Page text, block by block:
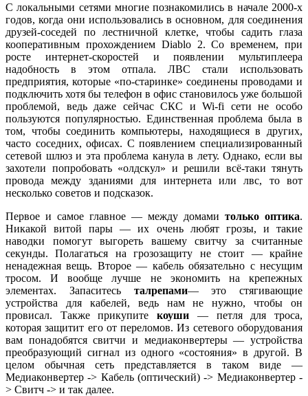
С локальными сетями многие познакомились в начале 2000-х
годов, когда они использовались в основном, для соединения
друзей-соседей по лестничной клетке, чтобы садить глаза
кооперативным прохождением Diablo 2. Со временем, при
росте интернет-скоростей и появлении мультиплеера
надобность в этом отпала. ЛВС стали использовать
предприятия, которые «по-старинке» соединены проводами и
подключить хотя бы телефон в офис становилось уже большой
проблемой, ведь даже сейчас СКС и Wi-fi сети не особо
пользуются популярностью. Единственная проблема была в
том, чтобы соединить компьютеры, находящиеся в других,
часто соседних, офисах. С появлением специализированный
сетевой шлюз и эта проблема канула в лету. Однако, если вы
захотели попробовать «олдскул» и решили всё-таки тянуть
провода между зданиями для интернета или лвс, то вот
несколько советов и подсказок.
Первое и самое главное — между домами только оптика.
Никакой витой пары — их очень любят грозы, и такие
наводки помогут выгореть вашему свитчу за считанные
секунды. Полагаться на грозозащиту не стоит — крайне
ненадежная вещь. Второе — кабель обязательно с несущим
тросом. И вообще лучше не экономить на крепежных
элементах. Запаситесь талрепами— это стягивающие
устройства для кабелей, ведь нам не нужно, чтобы он
провисал. Также прикупитекоуши — петля для троса,
которая защитит его от переломов. Из сетевого оборудования
вам понадобятся свитчи и медиаконвертеры — устройства
преобразующий сигнал из одного «состояния» в другой. В
целом обычная сеть представляется в таком виде —
Медиаконвертер -> Кабель (оптический) -> Медиаконвертер -
> Свитч -> и так далее.